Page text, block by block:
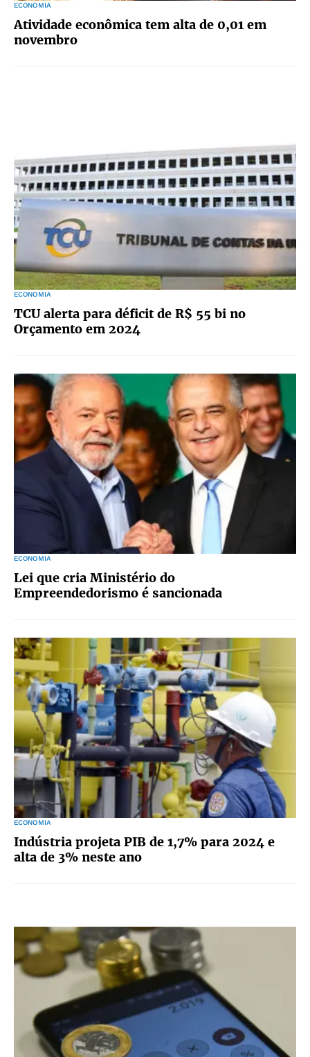
ECONOMIA
Atividade econômica tem alta de 0,01 em
novembro
ECONOMIA
TCU alerta para déficit de R$ 55 bi no
Orçamento em 2024
ECONOMIA
Lei que cria Ministério do
Empreendedorismo é sancionada
ECONOMIA
Indústria projeta PIB de 1,7% para 2024 e
alta de 3% neste ano